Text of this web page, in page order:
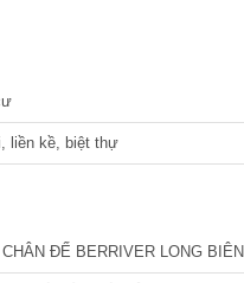
liền kề, biệt thự
ĐẾ BERRIVER LONG BIÊN